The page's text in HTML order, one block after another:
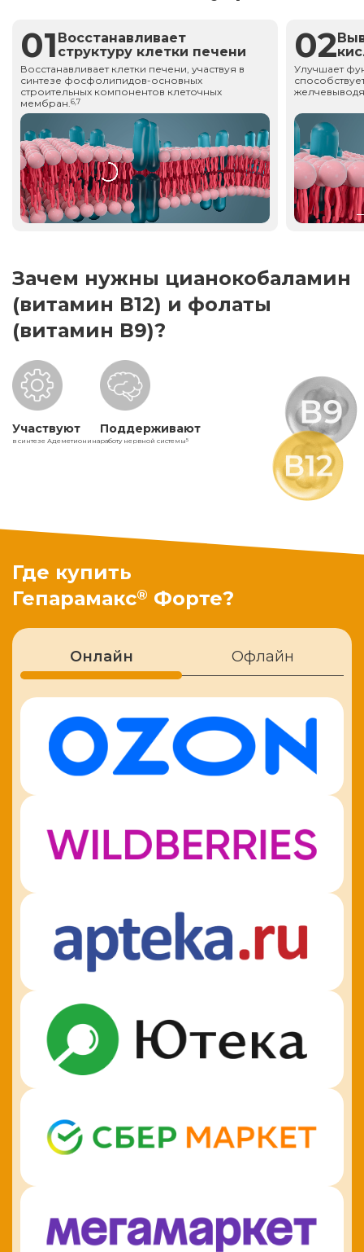
01 Восстанавливает
структуру клетки печени
Восстанавливает клетки печени, участвуя в
синтезе фосфолипидов-основных
строительных компонентов клеточных
мембран.6,7
02
Улучшает
Зачем нужны цианокобаламин
(витамин В12) и фолаты
(витамин В9)?
Участвуют
в синтезе Адеметионина
Поддерживают
работу нервной системы5
Где купить
Гепарамакс® Форте?
Онлайн Офлайн